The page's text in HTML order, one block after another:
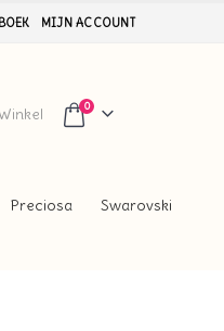
MIJN ACCOUNT
0
Preciosa Swarovski